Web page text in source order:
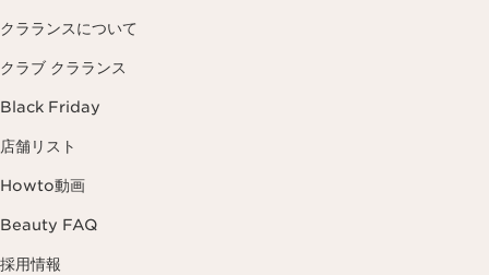
クラランスについて
クラブ クラランス
Black Friday
店舗リスト
Howto動画
Beauty FAQ
採用情報